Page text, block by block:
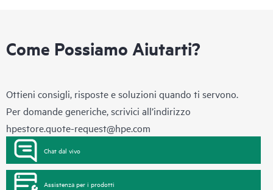
Come Possiamo Aiutarti?
Ottieni consigli, risposte e soluzioni quando ti servono.
Per domande generiche, scrivici all’indirizzo
hpestore.quote-request@hpe.com
Chat dal vivo
Assistenza per i prodotti